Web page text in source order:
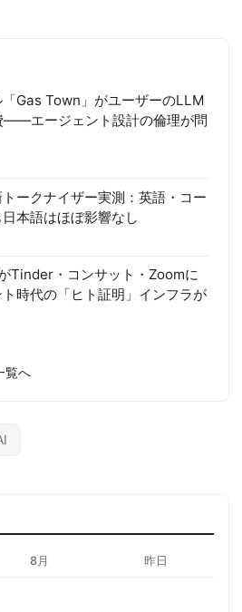
Gas Town」がユーザーのLLM
——エージェント設計の倫理が問
ークナイザー実測：英語・コー
本語はほぼ影響なし
Tinder・コンサット・Zoomに
時代の「ヒト証明」インフラが
覧へ
8月 昨日